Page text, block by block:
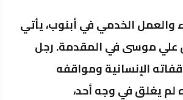
والعمل الخدمي في أبنوب، يأتي
علي موسى في المقدمة. رجل
الإنسانية ومواقفه
لم يغلق في وجه أحد،